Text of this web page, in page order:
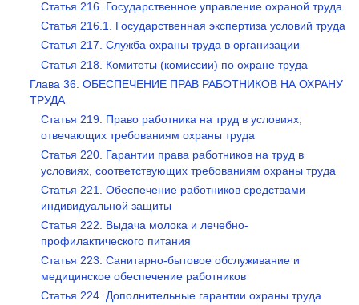
Статья 216. Государственное управление охраной труда
Статья 216.1. Государственная экспертиза условий труда
Статья 217. Служба охраны труда в организации
Статья 218. Комитеты (комиссии) по охране труда
Глава 36. ОБЕСПЕЧЕНИЕ ПРАВ РАБОТНИКОВ НА ОХРАНУ
ТРУДА
Статья 219. Право работника на труд в условиях,
отвечающих требованиям охраны труда
Статья 220. Гарантии права работников на труд в
условиях, соответствующих требованиям охраны труда
Статья 221. Обеспечение работников средствами
индивидуальной защиты
Статья 222. Выдача молока и лечебно-
профилактического питания
Статья 223. Санитарно-бытовое обслуживание и
медицинское обеспечение работников
Статья 224. Дополнительные гарантии охраны труда